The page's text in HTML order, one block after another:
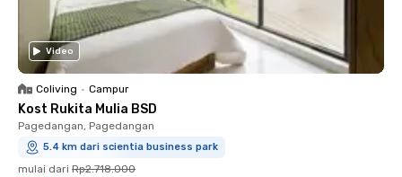
Video
Coliving • Campur
Kost Rukita Mulia BSD
Pagedangan, Pagedangan
5.4 km dari scientia business park
mulai dari Rp2.718.000